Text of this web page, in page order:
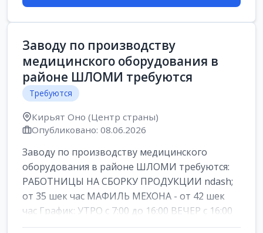
Заводу по производству
медицинского оборудования в
районе ШЛОМИ требуются
Требуются
Кирьят Оно (Центр страны)
Опубликовано: 08.06.2026
Заводу по производству медицинского
оборудования в районе ШЛОМИ требуются:
РАБОТНИЦЫ НА СБОРКУ ПРОДУКЦИИ ndash;
от 35 шек час МАФИЛЬ МЕХОНА - от 42 шек
час График: УТРО с 7:00 до 16:00 ВЕЧЕР с 16:00
д...